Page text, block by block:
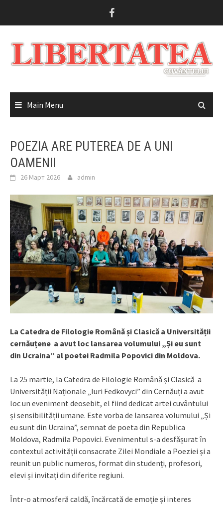
Main Menu
POEZIA ARE PUTEREA DE A UNI
OAMENII
26 Март 2026 admin
La Catedra de Filologie Română și Clasică a Universității
cernăuțene a avut loc lansarea volumului „Și eu sunt
din Ucraina” al poetei Radmila Popovici din Moldova.
La 25 martie, la Catedra de Filologie Română și Clasică a
Universității Naționale „Iuri Fedkovyci” din Cernăuți a avut
loc un eveniment deosebit, el fiind dedicat artei cuvântului
și sensibilității umane. Este vorba de lansarea volumului „Și
eu sunt din Ucraina”, semnat de poeta din Republica
Moldova, Radmila Popovici. Evenimentul s-a desfășurat în
contextul activității consacrate Zilei Mondiale a Poeziei și a
reunit un public numeros, format din studenți, profesori,
elevi și invitați din diferite regiuni.
Într-o atmosferă caldă, încărcată de emoție și interes